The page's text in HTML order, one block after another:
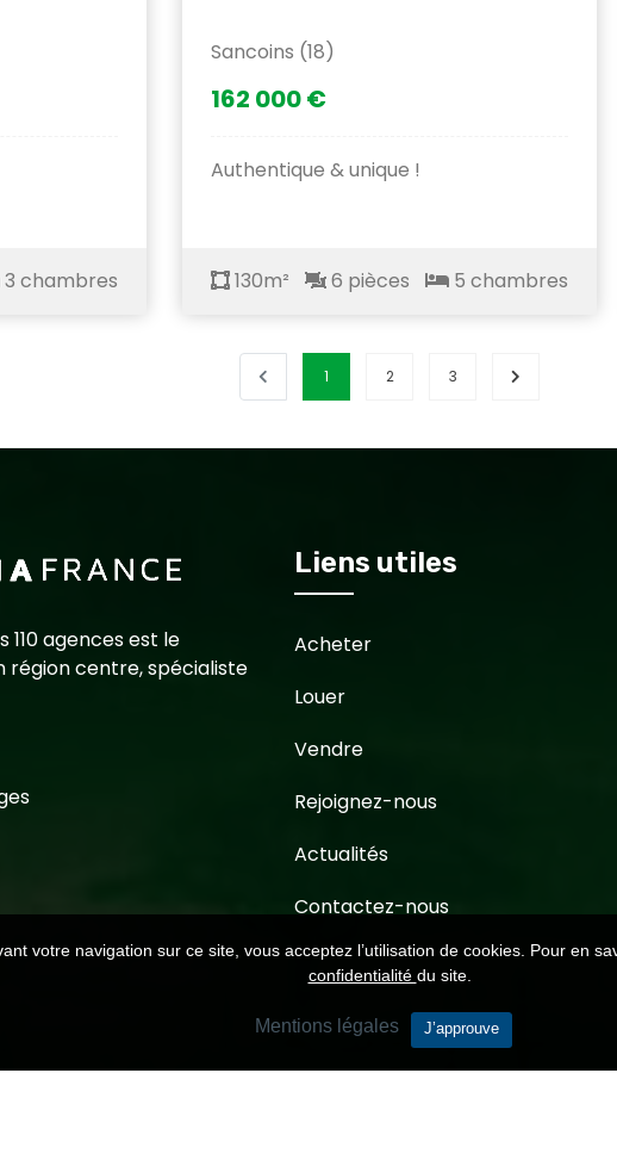
3 chambres
Sancoins (18)
162 000 €
Authentique & unique !
130m² 6 pièces 5 chambres
1 2 3
110 agences est le
région centre, spécialiste
Liens utiles
Acheter
Louer
Vendre
Rejoignez-nous
Actualités
Contactez-nous
votre navigation sur ce site, vous acceptez l’utilisation de cookies. Pour en
confidentialité du site.
Mentions légales J’approuve